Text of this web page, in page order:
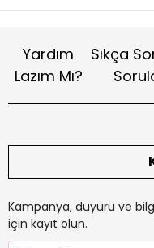
Yardım
Lazım Mı?
Sıkça
Kampanya, duyuru ve
için kayıt olun.